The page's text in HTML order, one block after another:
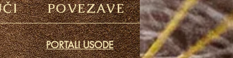
POVEZAVE
PORTALI USODE